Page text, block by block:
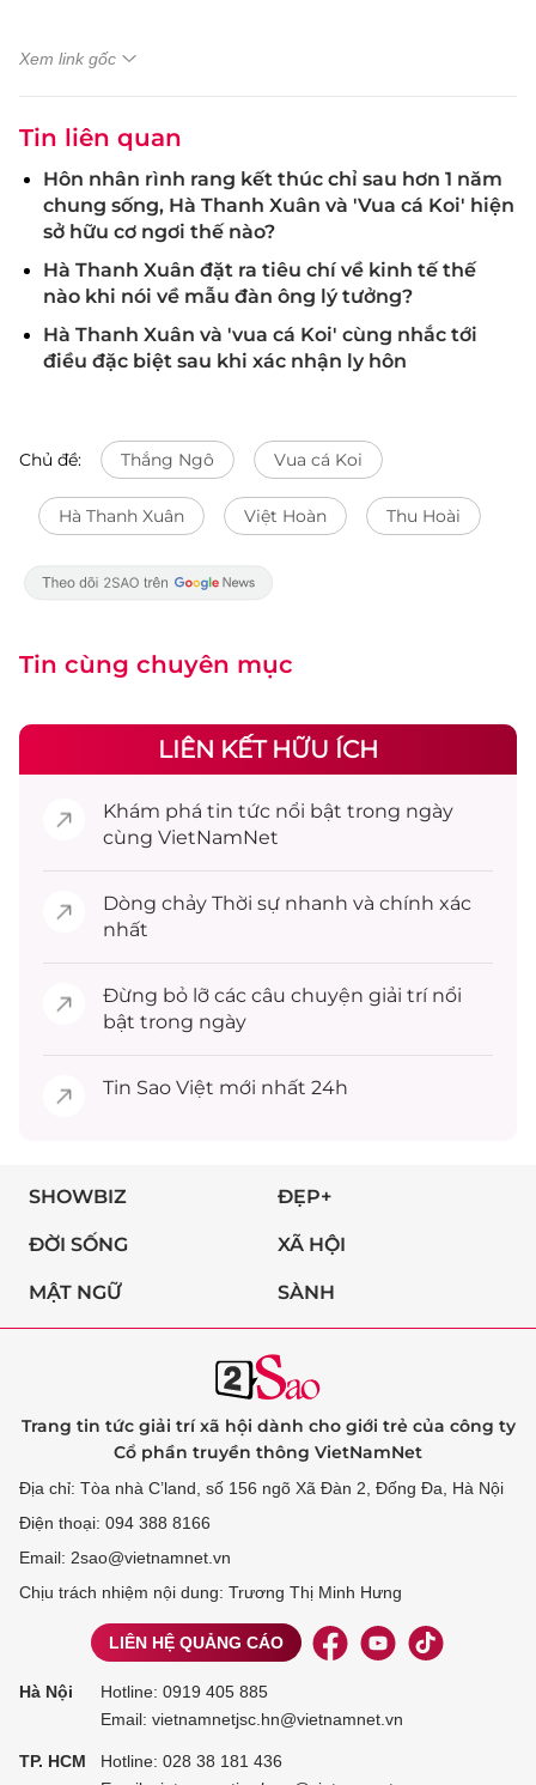
Xem link gốc
Tin liên quan
Hôn nhân rình rang kết thúc chỉ sau hơn 1 năm
chung sống, Hà Thanh Xuân và 'Vua cá Koi' hiện
sở hữu cơ ngơi thế nào?
Hà Thanh Xuân đặt ra tiêu chí về kinh tế thế
nào khi nói về mẫu đàn ông lý tưởng?
Hà Thanh Xuân và 'vua cá Koi' cùng nhắc tới
điều đặc biệt sau khi xác nhận ly hôn
Chủ đề: Thắng Ngô Vua cá Koi
Hà Thanh Xuân Việt Hoàn Thu Hoài
Tin cùng chuyên mục
LIÊN KẾT HỮU ÍCH
Khám phá tin tức nổi bật trong ngày
cùng VietNamNet
Dòng chảy Thời sự nhanh và chính xác
nhất
Đừng bỏ lỡ các câu chuyện giải trínổi
bật trong ngày
Tin Sao Việt mới nhất 24h
SHOWBIZ ĐẸP+
ĐỜI SỐNG XÃ HỘI
MẬT NGỮ SÀNH
Trang tin tức giải trí xã hội dành cho giới trẻ của công ty
Cổ phần truyền thông VietNamNet
Địa chỉ: Tòa nhà C’land, số 156 ngõ Xã Đàn 2, Đống Đa, Hà Nội
Điện thoại: 094 388 8166
Email: 2sao@vietnamnet.vn
Chịu trách nhiệm nội dung: Trương Thị Minh Hưng
LIÊN HỆ QUẢNG CÁO
Hà Nội Hotline: 0919 405 885
Email: vietnamnetjsc.hn@vietnamnet.vn
TP. HCM Hotline: 028 38 181 436